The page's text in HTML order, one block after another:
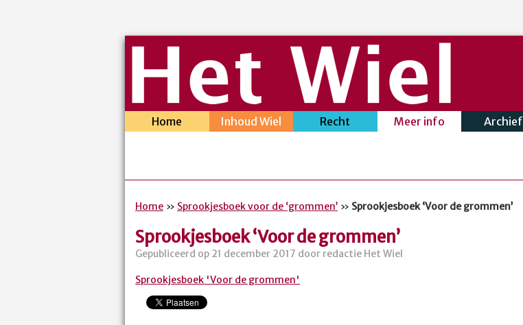
Home Inhoud Wiel Recht Meer info Archief
Home » Sprookjesboek voor de ‘grommen’ » Sprookjesboek ‘Voor de grommen’
Sprookjesboek ‘Voor de grommen’
Gepubliceerd op 21 december 2017 door redactie Het Wiel
Sprookjesboek 'Voor de grommen'